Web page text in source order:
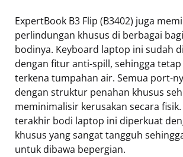
ExpertBook B3 Flip (B3402) juga
perlindungan khusus di berbagai
bodinya. Keyboard laptop ini sudah
dengan fitur anti-spill, sehingga
terkena tumpahan air. Semua port-
dengan struktur penahan khusus
meminimalisir kerusakan secara
terakhir bodi laptop ini diperkuat
khusus yang sangat tangguh
untuk dibawa bepergian.